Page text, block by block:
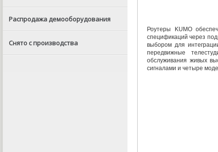
Распродажа демооборудования
Снято с производства
Роутеры KUMO
спецификаций через
выбором для
передвижные
обслуживания живых
сигналами и четыре